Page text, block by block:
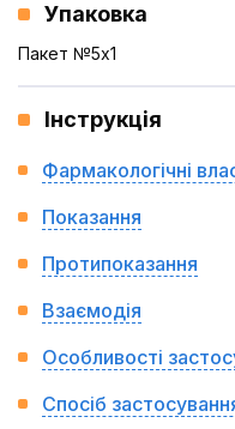
Упаковка
Пакет №5x1
Інструкція
Фармакологічні
Показання
Протипоказання
Взаємодія
Особливості
Спосіб